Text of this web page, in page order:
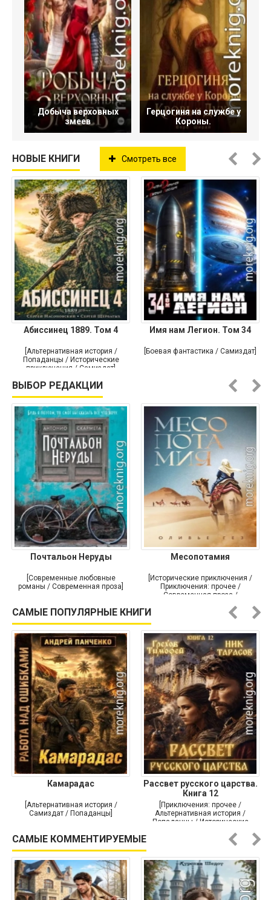
Добыча верховных
змеев
Герцогиня на службе у
Короны.
НОВЫЕ КНИГИ Смотреть все
Абиссинец 1889. Том 4
[Альтернативная история /
Попаданцы / Исторические
приключения / Самиздат]
Имя нам Легион. Том 34
[Боевая фантастика / Самиздат]
ВЫБОР РЕДАКЦИИ
Почтальон Неруды
[Современные любовные
романы / Современная проза]
Месопотамия
[Исторические приключения /
Приключения: прочее /
Современная проза /
САМЫЕ ПОПУЛЯРНЫЕ КНИГИ
Камарадас
[Альтернативная история /
Самиздат / Попаданцы]
Рассвет русского царства.
Книга 12
[Приключения: прочее /
Альтернативная история /
Попаданцы / Исторические
САМЫЕ КОММЕНТИРУЕМЫЕ